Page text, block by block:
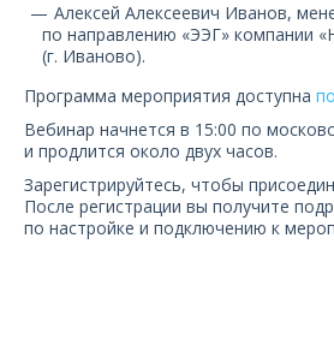
Алексей Алексеевич Иванов,
по направлению «ЭЭГ» компании
(г. Иваново).
Программа мероприятия доступна
Вебинар начнется в 15:00 по
и продлится около двух часов.
Зарегистрируйтесь, чтобы
После регистрации вы получите
по настройке и подключению к